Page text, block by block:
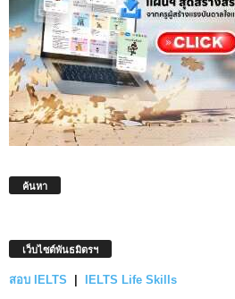
ค้นหา
เว็บไซต์พันธมิตรฯ
สอบ IELTS IELTS Life Skills